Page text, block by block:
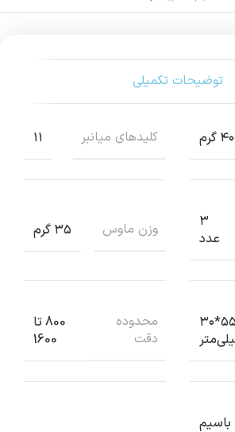
توضیحات تکمیلی
گرم کلیدهای میانبر ۱۱
۳
عدد
وزن ماوس ۳۵ گرم
۹۰*۵۵*۳۰
محدوده
دقت
800 تا
1600
باسیم